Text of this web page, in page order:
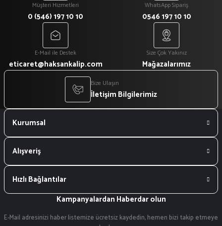
Müşteri Hizmetleri
0 (546) 197 10 10
WhatsApp Sipariş
0546 197 10 10
E-Mail ile Destek
eticaret@haksankalip.com
Size Çok Yakınız
Mağazalarımız
Bize Ulaşın
İletişim Bilgilerimiz
Kurumsal
Alışveriş
Hızlı Bağlantılar
Kampanyalardan Haberdar olun
E-Mail adresinizi haber listemize ücretsiz kaydedin, hemen bizi takip etmeye